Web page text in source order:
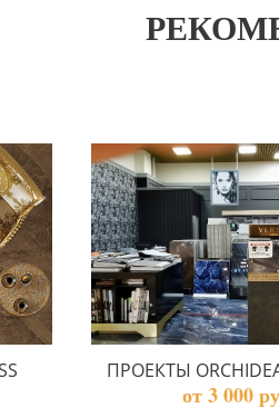
ПРОЕКТЫ
от 3 000